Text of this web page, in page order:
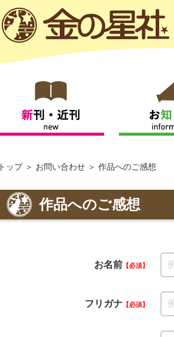
トップ お問い合わせ 作品へのご感想
作品へのご感想
お名前 必須
フリガナ 必須